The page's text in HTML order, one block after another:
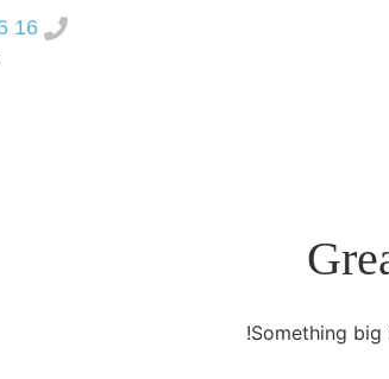
16 16 14 88 - 021
Something big